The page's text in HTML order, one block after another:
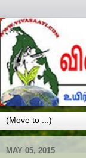
MAY 05, 2015